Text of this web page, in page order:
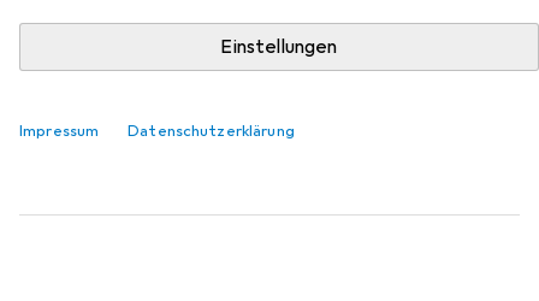
Einstellungen
Impressum Datenschutzerklärung
Velohelm Zubehör
AbusPedelec 2.0